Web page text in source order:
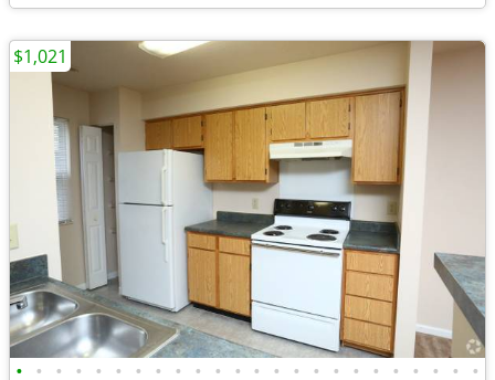
• • • • • • • • • • • • • • • • • • • • • • • •
$1,021